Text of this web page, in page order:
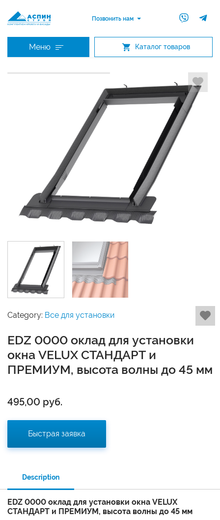
Позвонить нам
Меню Каталог товаров
Category: Все для установки
EDZ 0000 оклад для установки
окна VELUX СТАНДАРТ и
ПРЕМИУМ, высота волны до 45 мм
495,00 руб.
Быстрая заявка
Description
EDZ 0000 оклад для установки окна VELUX
СТАНДАРТ и ПРЕМИУМ, высота волны до 45 мм